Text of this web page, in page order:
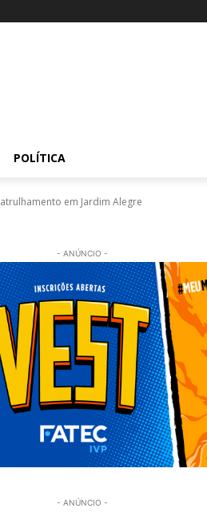
POLÍTICA
em Jardim Alegre
- ANÚNCIO -
- ANÚNCIO -